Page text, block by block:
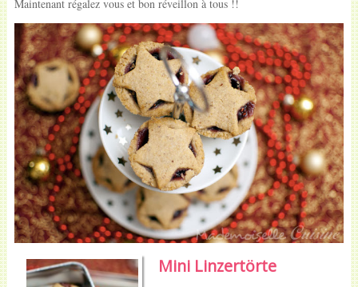
Maintenant régalez vous et bon réveillon à tous !!
Mini Linzertörte